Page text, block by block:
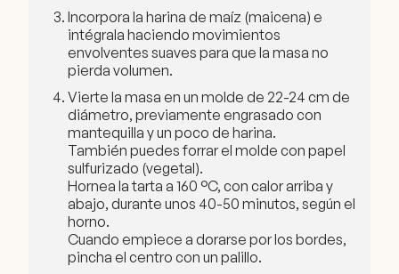
Incorpora la harina de maíz (maicena) e
intégrala haciendo movimientos
envolventes suaves para que la masa no
pierda volumen.
Vierte la masa en un molde de 22-24 cm de
diámetro, previamente engrasado con
mantequilla y un poco de harina.
También puedes forrar el molde con papel
sulfurizado (vegetal).
Hornea la tarta a 160 °C, con calor arriba y
abajo, durante unos 40-50 minutos, según el
horno.
Cuando empiece a dorarse por los bordes,
pincha el centro con un palillo.